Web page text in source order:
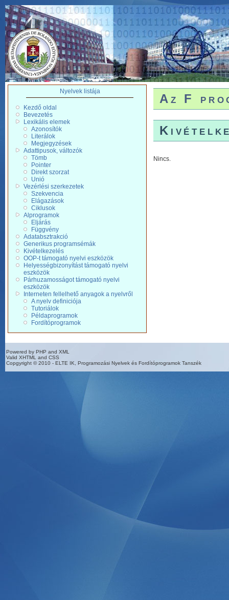
Nyelvek listája
Kezdő oldal
Bevezetés
Lexikális elemek
Azonosítók
Literálok
Megjegyzések
Adattipusok, változók
Tömb
Pointer
Direkt szorzat
Unió
Vezérlési szerkezetek
Szekvencia
Elágazások
Ciklusok
Alprogramok
Eljárás
Függvény
Adatabsztrakció
Generikus programsémák
Kivételkezelés
OOP-t támogató nyelvi eszközök
Helyességbizonyítást támogató nyelvi
eszközök
Párhuzamosságot támogató nyelvi
eszközök
Interneten fellelhető anyagok a nyelvről
A nyelv definiciója
Tutoriálok
Példaprogramok
Fordítóprogramok
Az F
Nincs.
Powered by PHP and XML
Valid XHTML and CSS
Copgyright © 2010 - ELTE IK, Programozási Nyelvek és Fordítóprogramok Tanszék